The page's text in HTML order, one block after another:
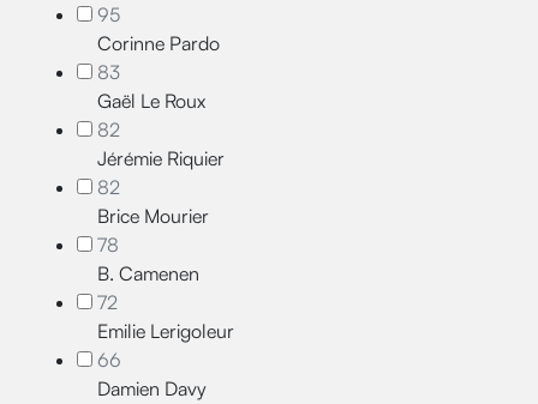
95
Corinne Pardo
83
Gaël Le Roux
82
Jérémie Riquier
82
Brice Mourier
78
B. Camenen
72
Emilie Lerigoleur
66
Damien Davy